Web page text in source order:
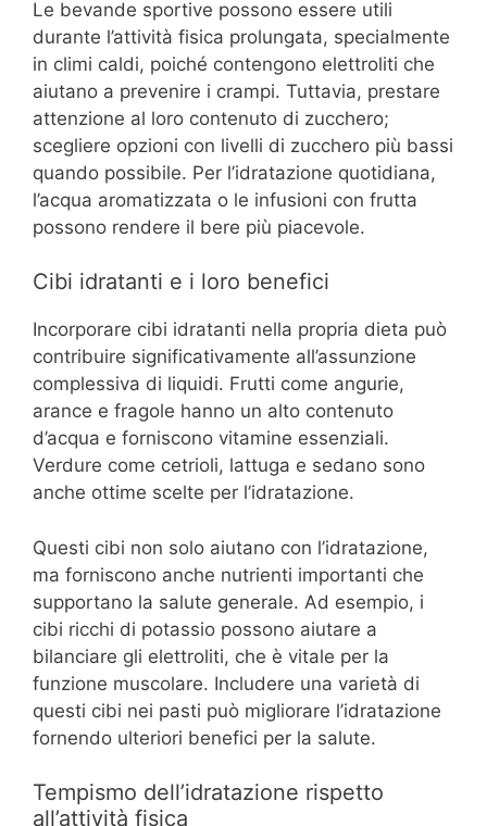
Le bevande sportive possono essere utili
durante l’attività fisica prolungata, specialmente
in climi caldi, poiché contengono elettroliti che
aiutano a prevenire i crampi. Tuttavia, prestare
attenzione al loro contenuto di zucchero;
scegliere opzioni con livelli di zucchero più bassi
quando possibile. Per l’idratazione quotidiana,
l’acqua aromatizzata o le infusioni con frutta
possono rendere il bere più piacevole.
Cibi idratanti e i loro benefici
Incorporare cibi idratanti nella propria dieta può
contribuire significativamente all’assunzione
complessiva di liquidi. Frutti come angurie,
arance e fragole hanno un alto contenuto
d’acqua e forniscono vitamine essenziali.
Verdure come cetrioli, lattuga e sedano sono
anche ottime scelte per l’idratazione.
Questi cibi non solo aiutano con l’idratazione,
ma forniscono anche nutrienti importanti che
supportano la salute generale. Ad esempio, i
cibi ricchi di potassio possono aiutare a
bilanciare gli elettroliti, che è vitale per la
funzione muscolare. Includere una varietà di
questi cibi nei pasti può migliorare l’idratazione
fornendo ulteriori benefici per la salute.
Tempismo dell’idratazione rispetto
all’attività fisica